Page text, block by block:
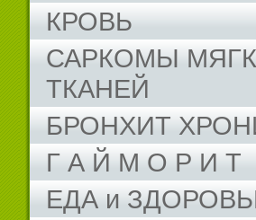
КРОВЬ
САРКОМЫ
ТКАНЕЙ
БРОНХИТ
Г А Й М О Р И Т
ЕДА и